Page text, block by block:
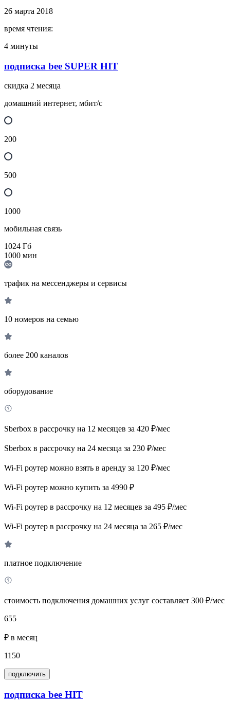
26 марта 2018
время чтения:
4 минуты
подписка bee SUPER HIT
скидка 2 месяца
домашний интернет, мбит/с
200
500
1000
мобильная связь
1024 Гб
1000 мин
трафик на мессенджеры и сервисы
10 номеров на семью
более 200 каналов
оборудование
Sberbox в рассрочку на 12 месяцев за 420 ₽/мес
Sberbox в рассрочку на 24 месяца за 230 ₽/мес
Wi-Fi роутер можно взять в аренду за 120 ₽/мес
Wi-Fi роутер можно купить за 4990 ₽
Wi-Fi роутер в рассрочку на 12 месяцев за 495 ₽/мес
Wi-Fi роутер в рассрочку на 24 месяца за 265 ₽/мес
платное подключение
стоимость подключения домашних услуг составляет 300 ₽/мес
655
₽ в месяц
1150
подключить
подписка bee HIT